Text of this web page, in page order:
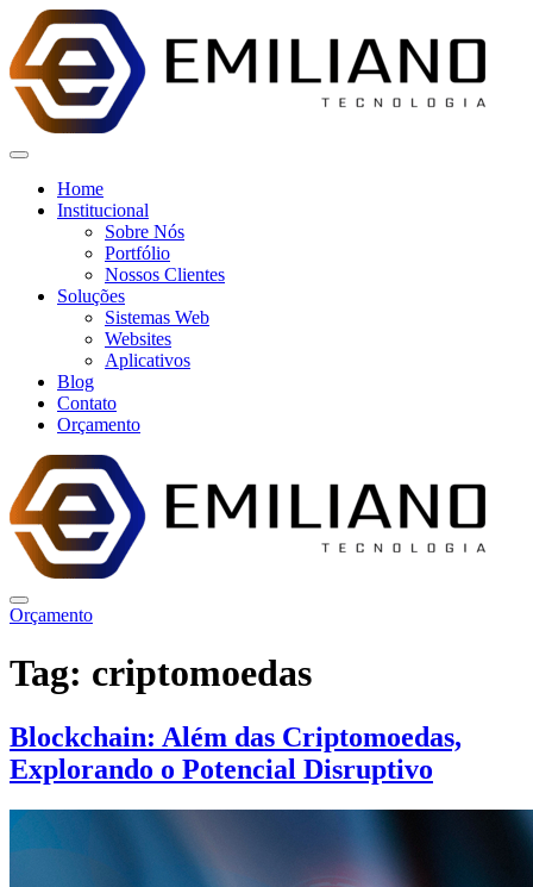
para
o
conteúdo
Home
Institucional
Sobre Nós
Portfólio
Nossos Clientes
Soluções
Sistemas Web
Websites
Aplicativos
Blog
Contato
Orçamento
Orçamento
Tag: criptomoedas
Blockchain: Além das Criptomoedas,
Explorando o Potencial Disruptivo